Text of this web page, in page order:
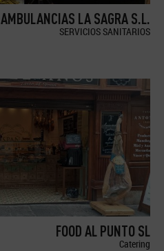
AMBULANCIAS LA SAGRA S.L.
SERVICIOS SANITARIOS
FOOD AL PUNTO SL
Catering